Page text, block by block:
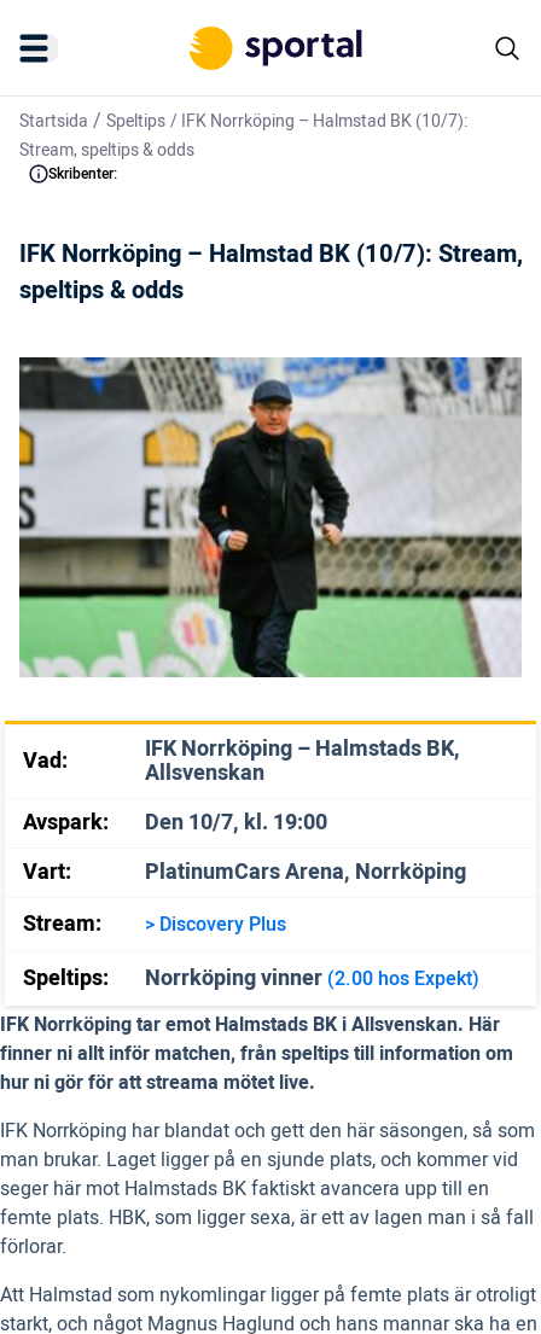
Startsida / Speltips/IFK Norrköping – Halmstad BK (10/7):
Stream, speltips & odds
Skribenter:
IFK Norrköping – Halmstad BK (10/7): Stream,
speltips & odds
Vad: IFK Norrköping – Halmstads BK,
Allsvenskan
Avspark:
Den 10/7, kl. 19:00
Vart:
PlatinumCars Arena, Norrköping
Stream:
> Discovery Plus
Speltips: Norrköping vinner (2.00 hos Expekt)
IFK Norrköping tar emot Halmstads BK i Allsvenskan. Här
finner ni allt inför matchen, från speltips till information om
hur ni gör för att streama mötet live.
IFK Norrköping har blandat och gett den här säsongen, så som
man brukar. Laget ligger på en sjunde plats, och kommer vid
seger här mot Halmstads BK faktiskt avancera upp till en
femte plats. HBK, som ligger sexa, är ett av lagen man i så fall
förlorar.
Att Halmstad som nykomlingar ligger på femte plats är otroligt
starkt, och något Magnus Haglund och hans mannar ska ha en